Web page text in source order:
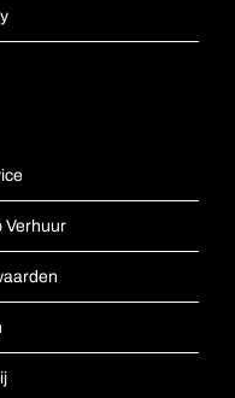
Verhuur